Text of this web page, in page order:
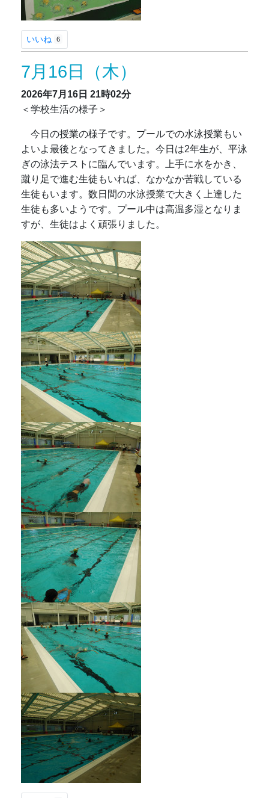
いいね 6
7月16日（木）
2026年7月16日 21時02分
＜学校生活の様子＞
今日の授業の様子です。プールでの水泳授業もい
よいよ最後となってきました。今日は2年生が、平泳
ぎの泳法テストに臨んでいます。上手に水をかき、
蹴り足で進む生徒もいれば、なかなか苦戦している
生徒もいます。数日間の水泳授業で大きく上達した
生徒も多いようです。プール中は高温多湿となりま
すが、生徒はよく頑張りました。